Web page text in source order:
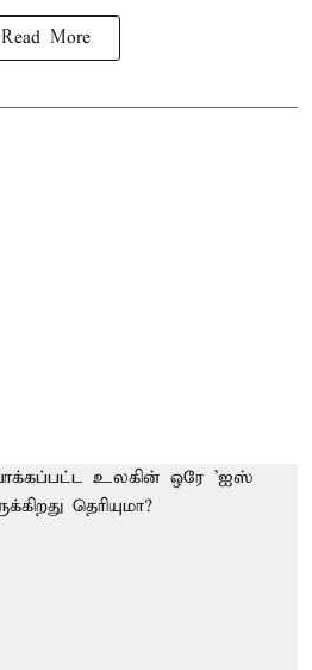
Read More